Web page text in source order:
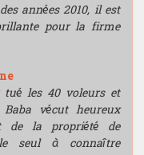
années 2010, il est
pour la firme
tué les 40 voleurs et
vécut heureux
de la propriété de
seul à connaître